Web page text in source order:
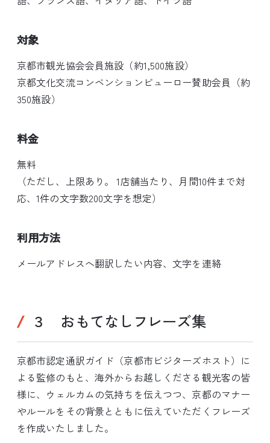
対象
京都市観光協会会員施設（約1,500施設）
京都文化交流コンベンションビューロー賛助会員（約
350施設）
料金
無料
（ただし、上限あり。 1店舗当たり、月間10件まで対
応、1件の文字数200文字を想定）
利用方法
メールアドレスへ翻訳したい内容、文字を連絡
３ おもてなしフレーズ集
京都市認定通訳ガイド（京都市ビジターズホスト）に
よる監修のもと、海外からお越しくださる観光客の皆
様に、ウェルカムの気持ちを伝えつつ、京都のマナー
やルールをその背景とともに伝えていただくフレーズ
を作成いたしました。